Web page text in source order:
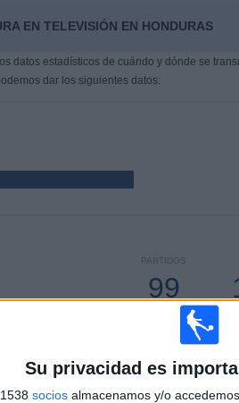
Su privacidad es
socios almacenamos y/o
EN TELEVISIÓN EN HONDURAS
datos estadísticos de cuándo y dónde se
dar los siguientes datos:
PARTIDOS
99
CONSECUTIVOS